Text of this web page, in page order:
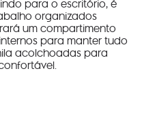
para o escritório, é
organizados
um compartimento
para manter tudo
acolchoadas para